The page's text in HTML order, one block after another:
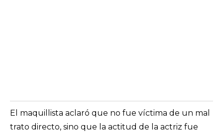
El maquillista aclaró que no fue víctima de un mal
trato directo, sino que la actitud de la actriz fue